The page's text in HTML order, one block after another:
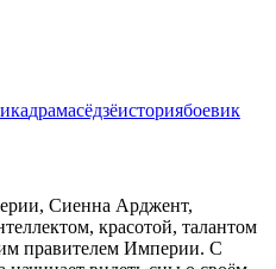
драмасёдзёисториябоевик
Сиенна Арджент,
красотой, талантом
правителем Империи. С